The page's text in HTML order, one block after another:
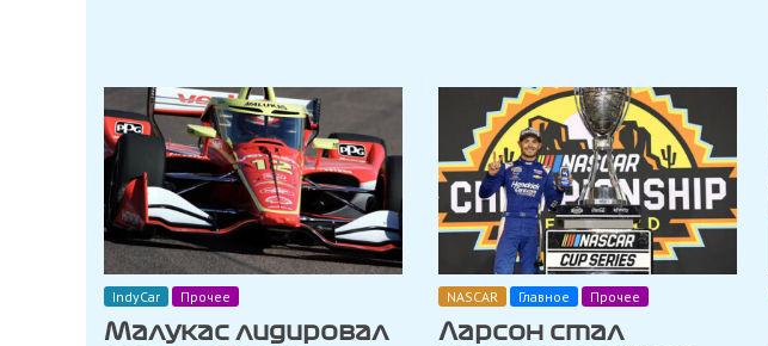
IndyCar Прочее
Малукас лидировал
NASCAR Главное Прочее
Ларсон стал